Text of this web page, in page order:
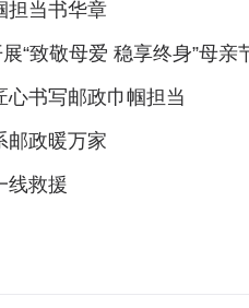
担当书华章
“致敬母爱 稳享终身”母亲
书写邮政巾帼担当
邮政暖万家
线救援